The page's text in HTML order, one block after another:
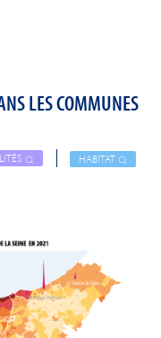
LES COMMUNES
HABITAT